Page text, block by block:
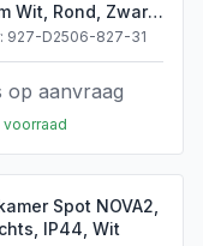
Wit, Rond, Zwart,
IP44
927-D2506-827-31
op aanvraag
voorraad
Spot NOVA2,
IP44, Wit